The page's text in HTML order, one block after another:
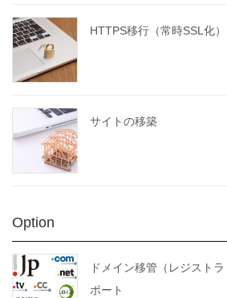
HTTPS移行（常時SSL化）
サイトの移築
Option
ドメイン移管（レジスト
ポート